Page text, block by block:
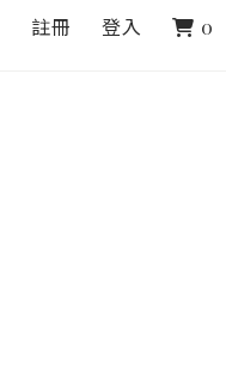
註冊 登入 0